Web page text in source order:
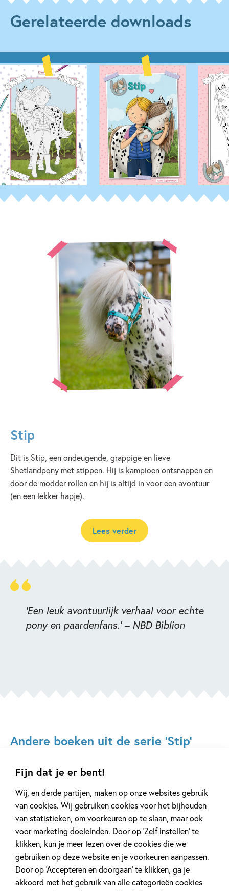
Fijn dat je er bent!
Wij, en derde partijen, maken op onze websites gebruik
van cookies. Wij gebruiken cookies voor het bijhouden
van statistieken, om voorkeuren op te slaan, maar ook
voor marketing doeleinden. Door op ‘Zelf instellen’ te
klikken, kun je meer lezen over de cookies die we
gebruiken op deze website en je voorkeuren aanpassen.
Door op ‘Accepteren en doorgaan’ te klikken, ga je
akkoord met het gebruik van alle categorieën cookies
Gerelateerde downloads
Stip
Dit is Stip, een ondeugende, grappige en lieve
Shetlandpony met stippen. Hij is kampioen ontsnappen en
door de modder rollen en hij is altijd in voor een avontuur
(en een lekker hapje).
Lees verder
'Een leuk avontuurlijk verhaal voor echte
pony en paardenfans.' – NBD Biblion
Andere boeken uit de serie 'Stip'
Hardcover
99
Hardcover
9,